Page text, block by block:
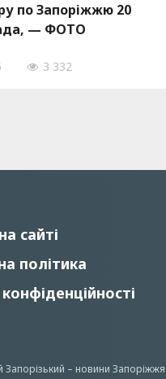
по Запоріжжю 20
— ФОТО
3 332
сайті
політика
– новини Запоріжжя